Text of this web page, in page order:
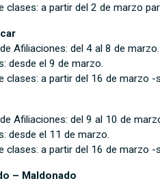
clases: a partir del 2 de marzo
Afiliaciones: del 4 al 8 de marzo.
desde el 9 de marzo.
clases: a partir del 16 de marzo
Afiliaciones: del 9 al 10 de
desde el 11 de marzo.
clases: a partir del 16 de marzo
– Maldonado